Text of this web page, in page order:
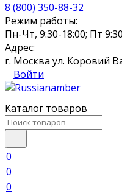
8 (800) 350-88-32
Режим работы:
Пн-Чт, 9:30-18:00; Пт
Адрес:
г. Москва ул. Коровий
Войти
Каталог товаров
0
0
0